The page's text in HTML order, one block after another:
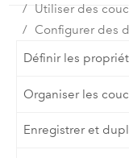
Utiliser des
Configurer des
Définir les
Organiser les
Enregistrer et